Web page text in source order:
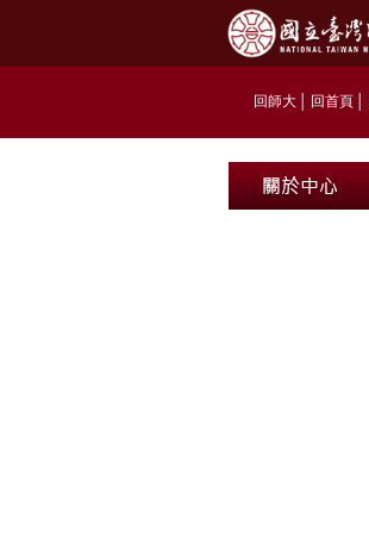
回師大 回首頁